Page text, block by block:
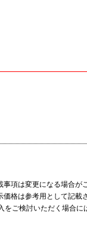
事項は変更になる場合が
価格は参考用として記載
をご検討いただく場合に